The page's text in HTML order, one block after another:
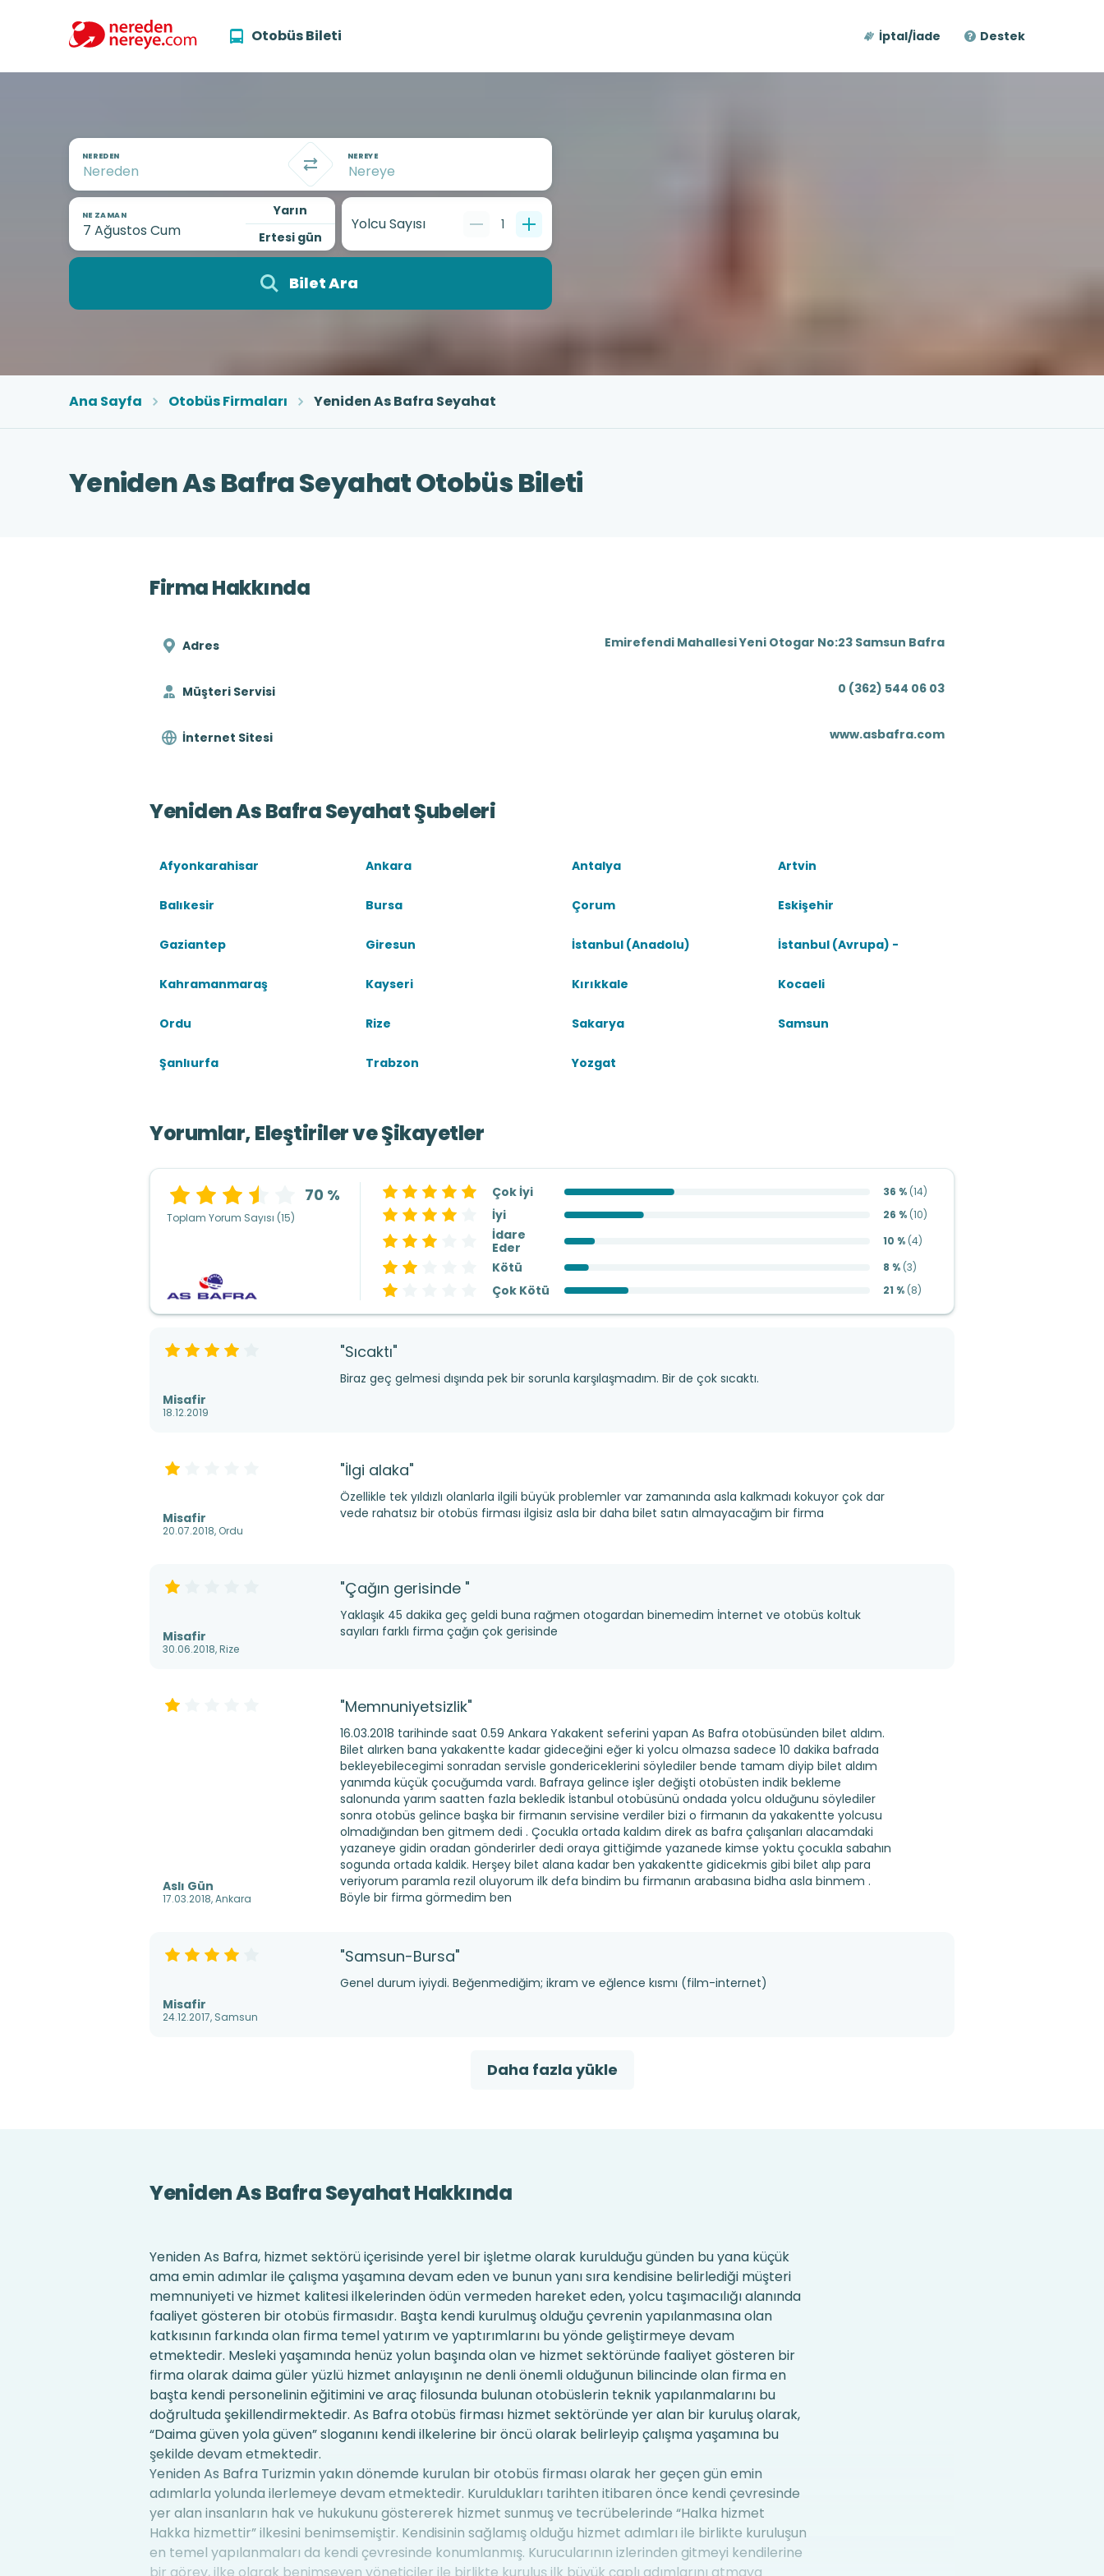
Otobüs Bileti İptal/İade Destek
NEREDEN NEREYE
NE ZAMAN
Yarın
Ertesi gün
Yolcu Sayısı 1
Bilet Ara
Ana Sayfa Otobüs Firmaları Yeniden As Bafra Seyahat
Yeniden As Bafra Seyahat Otobüs Bileti
Firma Hakkında
Adres Emirefendi Mahallesi Yeni Otogar No:23 Samsun Bafra
Müşteri Servisi 0 (362) 544 06 03
İnternet Sitesi www.asbafra.com
Yeniden As Bafra Seyahat Şubeleri
Afyonkarahisar Ankara Antalya Artvin
Balıkesir Bursa Çorum Eskişehir
Gaziantep Giresun İstanbul (Anadolu) İstanbul (Avrupa) -
Kahramanmaraş Kayseri Kırıkkale Kocaeli
Ordu Rize Sakarya Samsun
Şanlıurfa Trabzon Yozgat
Yorumlar, Eleştiriler ve Şikayetler
70 %
Toplam Yorum Sayısı (15)
Çok İyi 36 % (14)
İyi 26 % (10)
İdare
Eder
10 % (4)
Kötü 8 % (3)
Çok Kötü 21 % (8)
Misafir
18.12.2019
"Sıcaktı"
Biraz geç gelmesi dışında pek bir sorunla karşılaşmadım. Bir de çok sıcaktı.
Misafir
20.07.2018, Ordu
"İlgi alaka"
Özellikle tek yıldızlı olanlarla ilgili büyük problemler var zamanında asla kalkmadı kokuyor çok dar
vede rahatsız bir otobüs firması ilgisiz asla bir daha bilet satın almayacağım bir firma
Misafir
30.06.2018, Rize
"Çağın gerisinde "
Yaklaşık 45 dakika geç geldi buna rağmen otogardan binemedim İnternet ve otobüs koltuk
sayıları farklı firma çağın çok gerisinde
Aslı Gün
17.03.2018, Ankara
"Memnuniyetsizlik"
16.03.2018 tarihinde saat 0.59 Ankara Yakakent seferini yapan As Bafra otobüsünden bilet aldım.
Bilet alırken bana yakakentte kadar gideceğini eğer ki yolcu olmazsa sadece 10 dakika bafrada
bekleyebilecegimi sonradan servisle gondericeklerini söylediler bende tamam diyip bilet aldım
yanımda küçük çocuğumda vardı. Bafraya gelince işler değişti otobüsten indik bekleme
salonunda yarım saatten fazla bekledik İstanbul otobüsünü ondada yolcu olduğunu söylediler
sonra otobüs gelince başka bir firmanın servisine verdiler bizi o firmanın da yakakentte yolcusu
olmadığından ben gitmem dedi . Çocukla ortada kaldım direk as bafra çalışanları alacamdaki
yazaneye gidin oradan gönderirler dedi oraya gittiğimde yazanede kimse yoktu çocukla sabahın
sogunda ortada kaldik. Herşey bilet alana kadar ben yakakentte gidicekmis gibi bilet alıp para
veriyorum paramla rezil oluyorum ilk defa bindim bu firmanın arabasına bidha asla binmem .
Böyle bir firma görmedim ben
Misafir
24.12.2017, Samsun
"Samsun-Bursa"
Genel durum iyiydi. Beğenmediğim; ikram ve eğlence kısmı (film-internet)
Daha fazla yükle
Yeniden As Bafra Seyahat Hakkında
Yeniden As Bafra, hizmet sektörü içerisinde yerel bir işletme olarak kurulduğu günden bu yana küçük
ama emin adımlar ile çalışma yaşamına devam eden ve bunun yanı sıra kendisine belirlediği müşteri
memnuniyeti ve hizmet kalitesi ilkelerinden ödün vermeden hareket eden, yolcu taşımacılığı alanında
faaliyet gösteren bir otobüs firmasıdır. Başta kendi kurulmuş olduğu çevrenin yapılanmasına olan
katkısının farkında olan firma temel yatırım ve yaptırımlarını bu yönde geliştirmeye devam
etmektedir. Mesleki yaşamında henüz yolun başında olan ve hizmet sektöründe faaliyet gösteren bir
firma olarak daima güler yüzlü hizmet anlayışının ne denli önemli olduğunun bilincinde olan firma en
başta kendi personelinin eğitimini ve araç filosunda bulunan otobüslerin teknik yapılanmalarını bu
doğrultuda şekillendirmektedir. As Bafra otobüs firması hizmet sektöründe yer alan bir kuruluş olarak,
“Daima güven yola güven” sloganını kendi ilkelerine bir öncü olarak belirleyip çalışma yaşamına bu
şekilde devam etmektedir.
Yeniden As Bafra Turizmin yakın dönemde kurulan bir otobüs firması olarak her geçen gün emin
adımlarla yolunda ilerlemeye devam etmektedir. Kuruldukları tarihten itibaren önce kendi çevresinde
yer alan insanların hak ve hukukunu göstererek hizmet sunmuş ve tecrübelerinde “Halka hizmet
Hakka hizmettir” ilkesini benimsemiştir. Kendisinin sağlamış olduğu hizmet adımları ile birlikte kuruluşun
en temel yapılanmaları da kendi çevresinde konumlanmış. Kurucularının izlerinden gitmeyi kendilerine